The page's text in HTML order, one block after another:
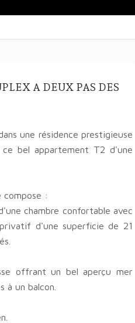
A DEUX PAS DES
une résidence prestigieuse
bel appartement T2 d'une
compose :
chambre confortable avec
d'une superficie de 21
offrant un bel aperçu mer
à un balcon.